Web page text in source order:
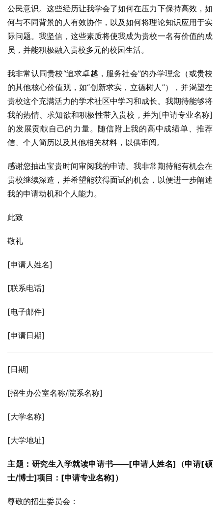
公民意识。这些经历让我学会了如何在压力下保持高效，如
何与不同背景的人有效协作，以及如何将理论知识应用于实
际问题。我坚信，这些素质将使我成为贵校一名有价值的成
员，并能积极融入贵校多元的校园生活。
我非常认同贵校“追求卓越，服务社会”的办学理念（或贵校
的其他核心价值观，如“创新求实，立德树人”），并渴望在
贵校这个充满活力的学术社区中学习和成长。我期待能够将
我的热情、求知欲和积极性带入贵校，并为[申请专业名称]
的发展贡献自己的力量。随信附上我的高中成绩单、推荐
信、个人简历以及其他相关材料，以供审阅。
感谢您抽出宝贵时间审阅我的申请。我非常期待能有机会在
贵校继续深造，并希望能获得面试的机会，以便进一步阐述
我的申请动机和个人能力。
此致
敬礼
[申请人姓名]
[联系电话]
[电子邮件]
[申请日期]
[日期]
[招生办公室名称/院系名称]
[大学名称]
[大学地址]
主题：研究生入学就读申请书——[申请人姓名]（申请[硕
士/博士]项目：[申请专业名称]）
尊敬的招生委员会：